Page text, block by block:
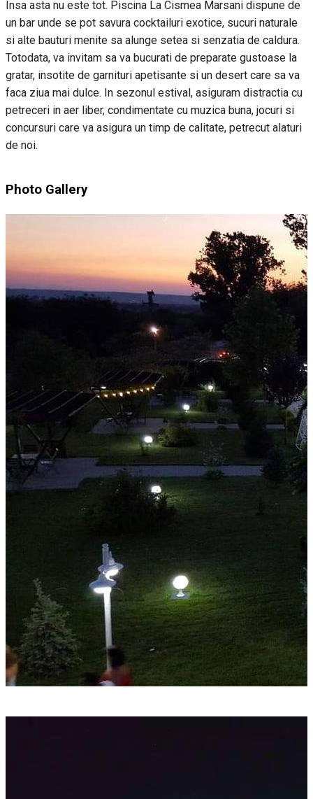
Insa asta nu este tot. Piscina La Cismea Marsani dispune de
un bar unde se pot savura cocktailuri exotice, sucuri naturale
si alte bauturi menite sa alunge setea si senzatia de caldura.
Totodata, va invitam sa va bucurati de preparate gustoase la
gratar, insotite de garnituri apetisante si un desert care sa va
faca ziua mai dulce. In sezonul estival, asiguram distractia cu
petreceri in aer liber, condimentate cu muzica buna, jocuri si
concursuri care va asigura un timp de calitate, petrecut alaturi
de noi.
Photo Gallery